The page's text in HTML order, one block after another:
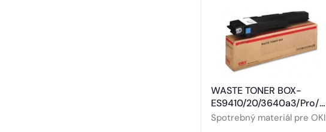
WASTE TONER BOX-
ES9410/20/3640a3/Pro/MFP/3640e
Spotrebný materiál pre OKI